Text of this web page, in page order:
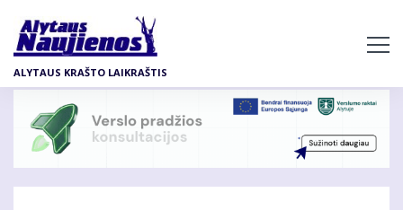
pagrindinį
turinį
ALYTAUS KRAŠTO LAIKRAŠTIS